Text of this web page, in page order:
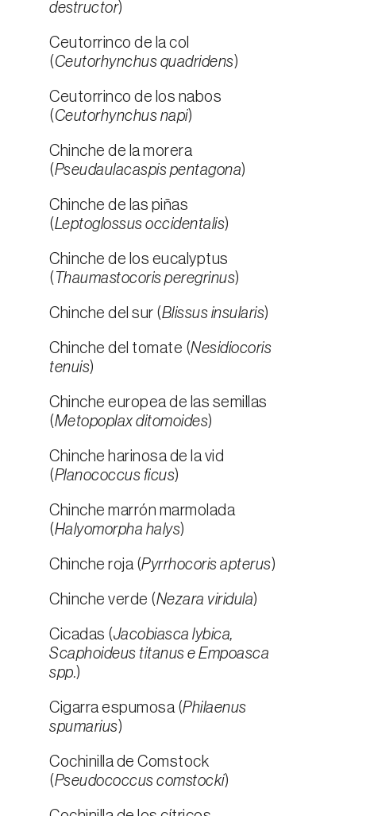
destructor)
Ceutorrinco de la col
(Ceutorhynchus quadridens)
Ceutorrinco de los nabos
(Ceutorhynchus napi)
Chinche de la morera
(Pseudaulacaspis pentagona)
Chinche de las piñas
(Leptoglossus occidentalis)
Chinche de los eucalyptus
( Thaumastocoris peregrinus)
Chinche del sur (Blissus insularis)
Chinche del tomate (Nesidiocoris
tenuis)
Chinche europea de las semillas
(Metopoplax ditomoides)
Chinche harinosa de la vid
(Planococcus ficus)
Chinche marrón marmolada
(Halyomorpha halys)
Chinche roja (Pyrrhocoris apterus)
Chinche verde (Nezara viridula)
Cicadas (Jacobiasca lybica,
Scaphoideus titanus e Empoasca
spp.)
Cigarra espumosa (Philaenus
spumarius)
Cochinilla de Comstock
(Pseudococcus comstocki)